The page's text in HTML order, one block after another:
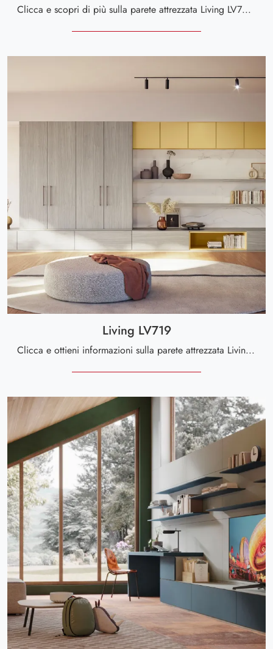
Clicca e scopri di più sulla parete attrezzata Living LV720 del brand Giessegi: è la soluzione dalle linee moderne perfetta per te.
Living LV719
Clicca e ottieni informazioni sulla parete attrezzata Living LV719 dell'azienda Giessegi: è la soluzione dalle linee moderne perfetta per te.